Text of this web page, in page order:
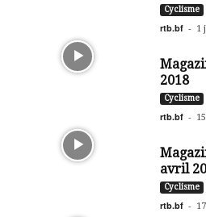
Cyclisme
rtb.bf - 1
2018
Cyclisme
rtb.bf -
avril
Cyclisme
rtb.bf -